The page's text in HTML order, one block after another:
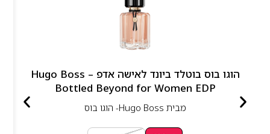
הוגו בוס בוטלד ביונד לאישה אדפ – Hugo Boss
Bottled Beyond for Women EDP
מבית Hugo Boss- הוגו בוס